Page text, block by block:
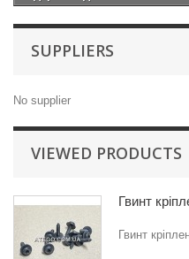
SUPPLIERS
No supplier
VIEWED PRODUCTS
Гвинт
Гвинт